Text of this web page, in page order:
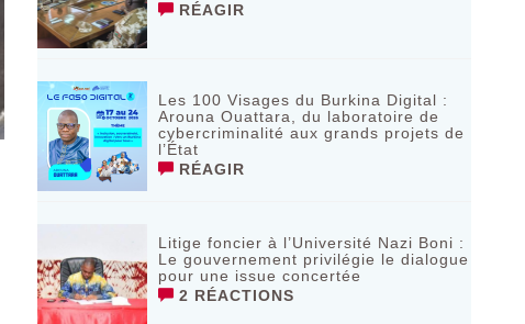
RÉAGIR
Les 100 Visages du Burkina Digital :
Arouna Ouattara, du laboratoire de
cybercriminalité aux grands projets de
l’État
RÉAGIR
Litige foncier à l’Université Nazi Boni :
Le gouvernement privilégie le dialogue
pour une issue concertée
2 RÉACTIONS